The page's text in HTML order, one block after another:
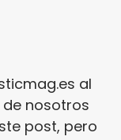
al
de nosotros
post, pero